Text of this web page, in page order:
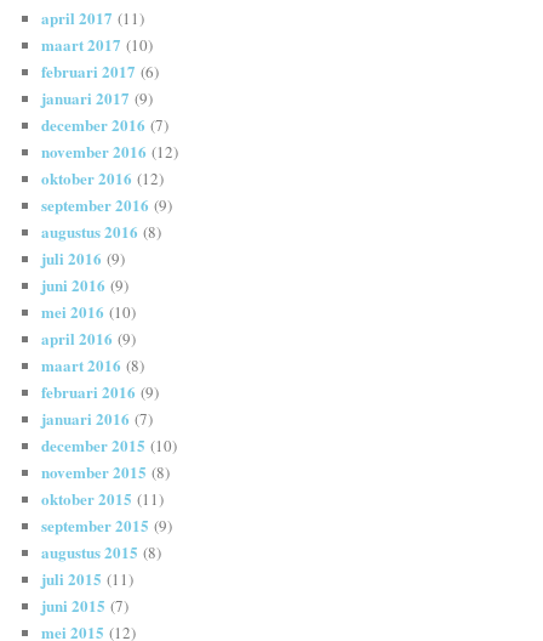
april 2017 (11)
maart 2017 (10)
februari 2017 (6)
januari 2017 (9)
december 2016 (7)
november 2016 (12)
oktober 2016 (12)
september 2016 (9)
augustus 2016 (8)
juli 2016 (9)
juni 2016 (9)
mei 2016 (10)
april 2016 (9)
maart 2016 (8)
februari 2016 (9)
januari 2016 (7)
december 2015 (10)
november 2015 (8)
oktober 2015 (11)
september 2015 (9)
augustus 2015 (8)
juli 2015 (11)
juni 2015 (7)
mei 2015 (12)